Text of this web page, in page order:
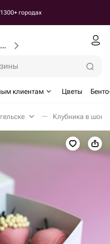
городах
Введите город, улицу и дом доставки
клиентам Цветы
Клубника в